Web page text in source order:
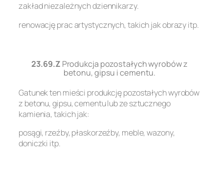
zakład niezależnych dziennikarzy.
renowację prac artystycznych, takich jak obrazy itp.
23.69.Z Produkcja pozostałych wyrobów z
betonu, gipsu i cementu.
Gatunek ten mieści produkcję pozostałych wyrobów
z betonu, gipsu, cementu lub ze sztucznego
kamienia, takich jak:
posągi, rzeźby, płaskorzeźby, meble, wazony,
doniczki itp.